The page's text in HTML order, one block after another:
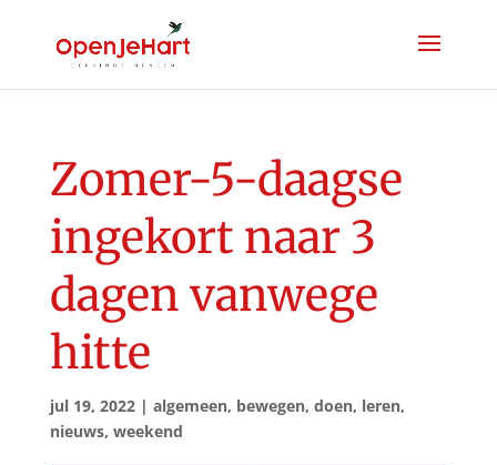
Zomer-5-daagse
ingekort naar 3
dagen vanwege
hitte
jul 19, 2022| algemeen, bewegen, doen, leren,
nieuws, weekend